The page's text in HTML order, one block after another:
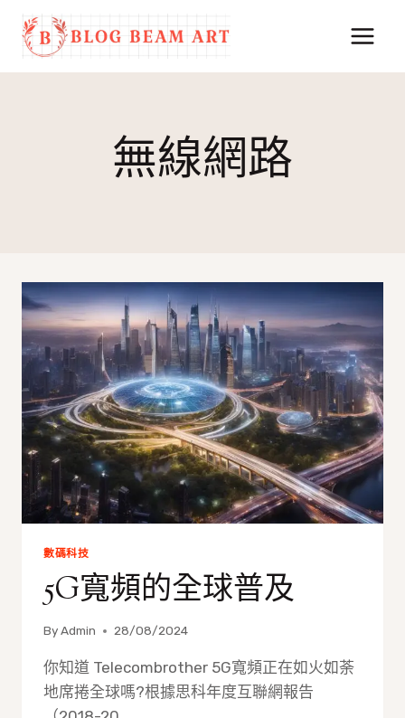
Skip
content
無線網路
數碼科技
5G寬頻的全球普及
ByAdmin 28/08/2024
你知道 Telecombrother 5G寬頻正在如火如荼
地席捲全球嗎?根據思科年度互聯網報告